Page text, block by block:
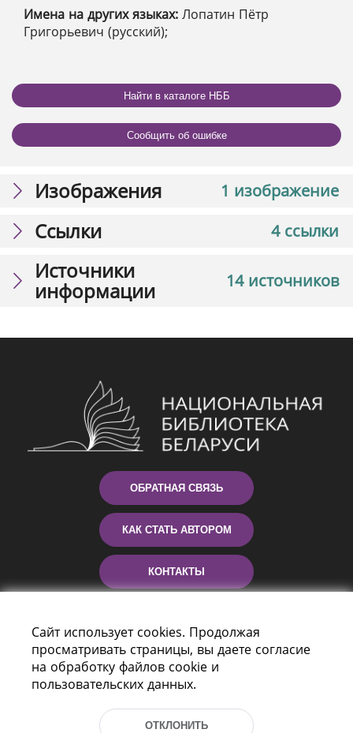
Имена на других языках: Лопатин Пётр
Григорьевич (русский);
Найти в каталоге НББ
Сообщить об ошибке
1 изображение
Изображения
4 ссылки
Ссылки
14 источников
Источники
информации
ОБРАТНАЯ СВЯЗЬ
КАК СТАТЬ АВТОРОМ
КОНТАКТЫ
Сайт использует cookies. Продолжая
просматривать страницы, вы даете согласие
на обработку файлов cookie и
пользовательских данных.
ОТКЛОНИТЬ